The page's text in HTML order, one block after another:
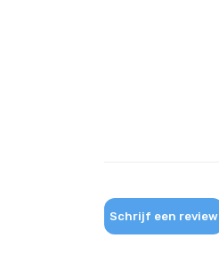
Schrijf een review